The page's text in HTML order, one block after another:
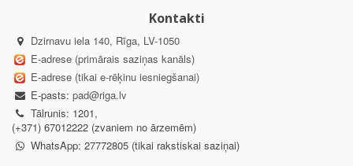
Kontakti
Dzirnavu iela 140, Rīga, LV-1050
E-adrese (primārais saziņas kanāls)
E-adrese (tikai e-rēķinu iesniegšanai)
E-pasts: pad@riga.lv
Tālrunis: 1201,
(+371) 67012222 (zvaniem no ārzemēm)
WhatsApp: 27772805 (tikai rakstiskai saziņai)